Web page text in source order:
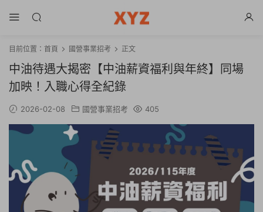
目前位置： 首頁 國營事業招考 正文
中油待遇大揭密【中油薪資福利與年終】同場
加映！入職心得全紀錄
2026-02-08 國營事業招考 405